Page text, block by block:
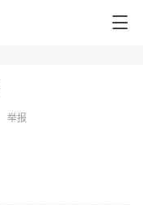
举报